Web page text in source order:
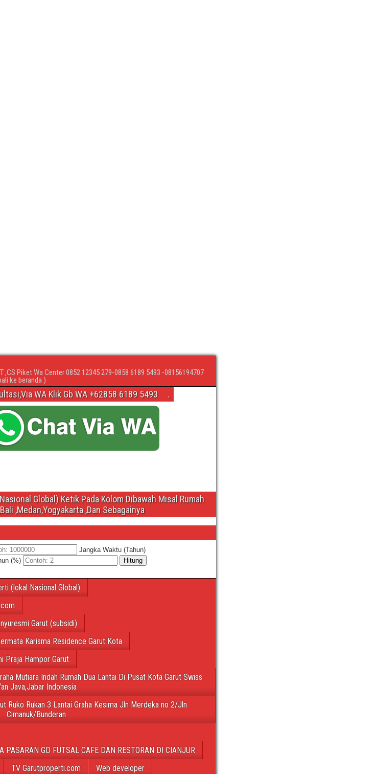
,CS Piket Wa Center 0852 12345 279-0858 6189 5493 -08156194707
ke beranda )
WA Klik Gb WA +62858 6189 5493 .
Global) Ketik Pada Kolom Dibawah Misal Rumah
,Medan,Yogyakarta ,Dan Sebagainya
Jangka Waktu (Tahun)
(%)
Hitung
(lokal Nasional Global)
Garut (subsidi)
Karisma Residence Garut Kota
Praja Hampor Garut
Mutiara Indah Rumah Dua Lantai Di Pusat Kota Garut Swiss
Java,Jabar Indonesia
Ruko Rukan 3 Lantai Graha Kesima Jln Merdeka no 2/Jln
Cimanuk/Bunderan
PASARAN GD FUTSAL CAFE DAN RESTORAN DI CIANJUR
TV Garutproperti.com Web developer